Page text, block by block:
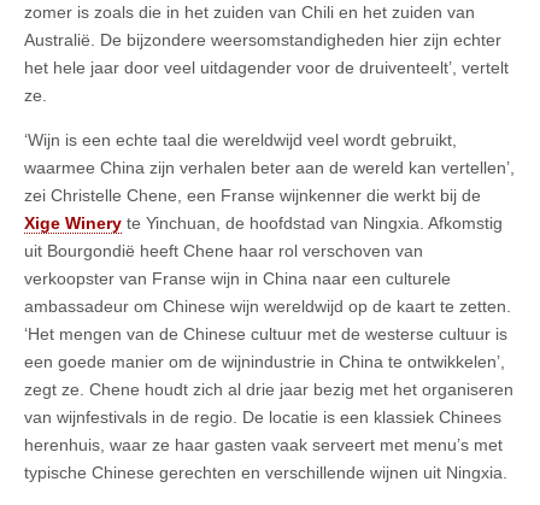
zomer is zoals die in het zuiden van Chili en het zuiden van
Australië. De bijzondere weersomstandigheden hier zijn echter
het hele jaar door veel uitdagender voor de druiventeelt’, vertelt
ze.
‘Wijn is een echte taal die wereldwijd veel wordt gebruikt,
waarmee China zijn verhalen beter aan de wereld kan vertellen’,
zei Christelle Chene, een Franse wijnkenner die werkt bij de
Xige Winery te Yinchuan, de hoofdstad van Ningxia. Afkomstig
uit Bourgondië heeft Chene haar rol verschoven van
verkoopster van Franse wijn in China naar een culturele
ambassadeur om Chinese wijn wereldwijd op de kaart te zetten.
‘Het mengen van de Chinese cultuur met de westerse cultuur is
een goede manier om de wijnindustrie in China te ontwikkelen’,
zegt ze. Chene houdt zich al drie jaar bezig met het organiseren
van wijnfestivals in de regio. De locatie is een klassiek Chinees
herenhuis, waar ze haar gasten vaak serveert met menu’s met
typische Chinese gerechten en verschillende wijnen uit Ningxia.